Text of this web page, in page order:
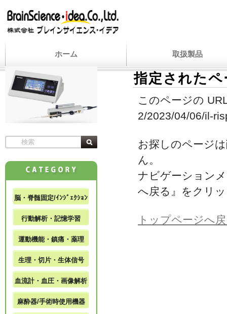
ホーム 取扱製品
指定された
このページの
2/2023/04/06/il-
お探しのページ
ん。
ナビゲーション
へ戻る』をクリ
トップページへ
脳・脊髄固定/ｲﾝｼﾞｪｸｼｮﾝ
行動解析・記憶学習
運動機能・鎮痛・薬理
生理・切片・生体信号
血流計・血圧・画像解析
麻酔器/手術時使用機器